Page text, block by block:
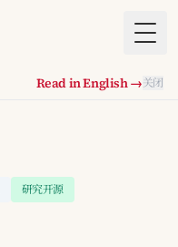
Read in English →关闭
研究开源